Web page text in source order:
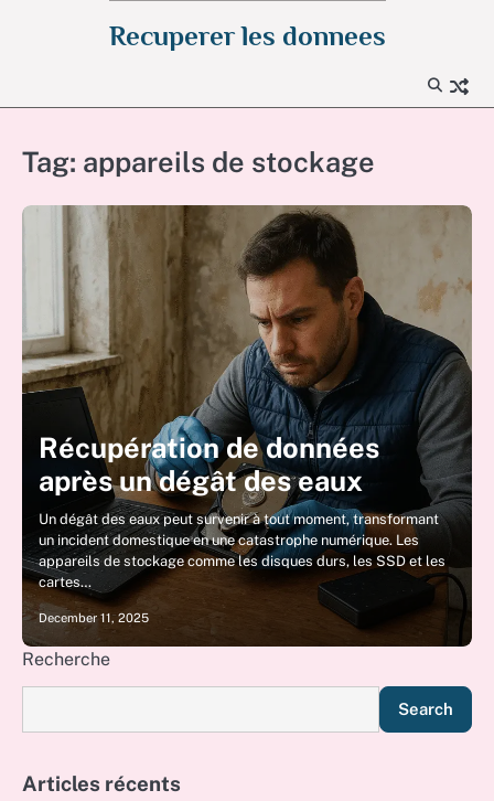
Recuperer les donnees
Tag: appareils de stockage
Récupération de données
après un dégât des eaux
Un dégât des eaux peut survenir à tout moment, transformant
un incident domestique en une catastrophe numérique. Les
appareils de stockage comme les disques durs, les SSD et les
cartes…
December 11, 2025
Recherche
Search
Articles récents